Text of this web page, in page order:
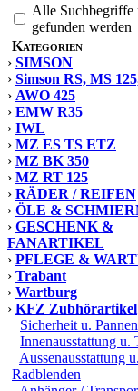
Alle Suchbegriffe
gefunden werden
Kategorien
› SIMSON
› Simson RS, MS
› AWO 425
› EMW R35
› IWL
› MZ ES TS ETZ
› MZ BK 350
› MZ RT 125
› RÄDER / REIFEN
› ÖLE &
› GESCHENK &
FANARTIKEL
› PFLEGE &
› Trabant
› Wartburg
› KFZ Zubhörartikel
Sicherheit u.
Innenausstattung u.
Aussenausstattung u.
Radblenden